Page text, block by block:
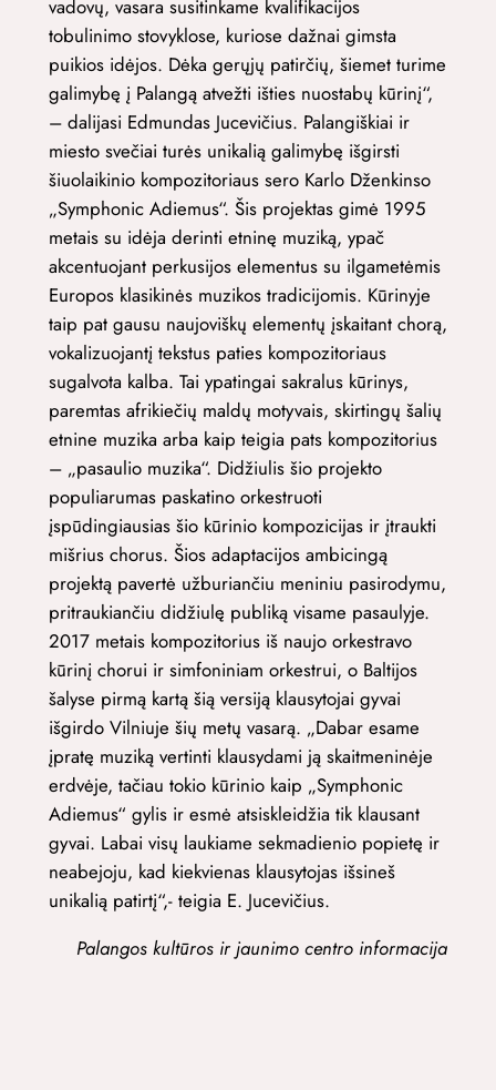
vadovų, vasara susitinkame kvalifikacijos
tobulinimo stovyklose, kuriose dažnai gimsta
puikios idėjos. Dėka gerųjų patirčių, šiemet turime
galimybę į Palangą atvežti išties nuostabų kūrinį“,
– dalijasi Edmundas Jucevičius. Palangiškiai ir
miesto svečiai turės unikalią galimybę išgirsti
šiuolaikinio kompozitoriaus sero Karlo Dženkinso
„Symphonic Adiemus“. Šis projektas gimė 1995
metais su idėja derinti etninę muziką, ypač
akcentuojant perkusijos elementus su ilgametėmis
Europos klasikinės muzikos tradicijomis. Kūrinyje
taip pat gausu naujoviškų elementų įskaitant chorą,
vokalizuojantį tekstus paties kompozitoriaus
sugalvota kalba. Tai ypatingai sakralus kūrinys,
paremtas afrikiečių maldų motyvais, skirtingų šalių
etnine muzika arba kaip teigia pats kompozitorius
– „pasaulio muzika“. Didžiulis šio projekto
populiarumas paskatino orkestruoti
įspūdingiausias šio kūrinio kompozicijas ir įtraukti
mišrius chorus. Šios adaptacijos ambicingą
projektą pavertė užburiančiu meniniu pasirodymu,
pritraukiančiu didžiulę publiką visame pasaulyje.
2017 metais kompozitorius iš naujo orkestravo
kūrinį chorui ir simfoniniam orkestrui, o Baltijos
šalyse pirmą kartą šią versiją klausytojai gyvai
išgirdo Vilniuje šių metų vasarą. „Dabar esame
įpratę muziką vertinti klausydami ją skaitmeninėje
erdvėje, tačiau tokio kūrinio kaip „Symphonic
Adiemus“ gylis ir esmė atsiskleidžia tik klausant
gyvai. Labai visų laukiame sekmadienio popietę ir
neabejoju, kad kiekvienas klausytojas išsineš
unikalią patirtį“,- teigia E. Jucevičius.
Palangos kultūros ir jaunimo centro informacija